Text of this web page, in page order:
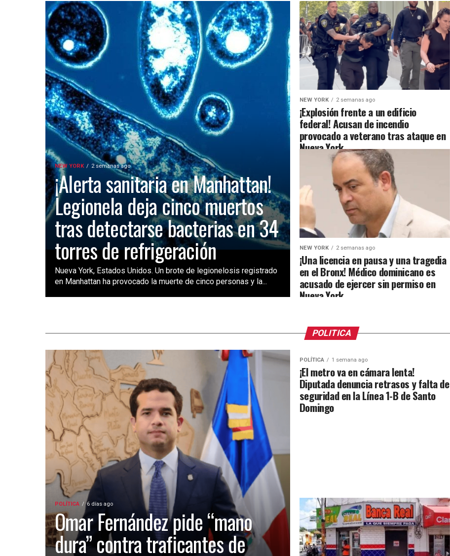
NEW YORK 2 semanas ago
¡Alerta sanitaria en Manhattan!
Legionela deja cinco muertos
tras detectarse bacterias en 34
torres de refrigeración
Nueva York, Estados Unidos. Un brote de legionelosis registrado
en Manhattan ha provocado la muerte de cinco personas y la...
NEW YORK 2 semanas ago
¡Explosión frente a un edificio
federal! Acusan de incendio
provocado a veterano tras ataque en
Nueva York
NEW YORK 2 semanas ago
¡Una licencia en pausa y una tragedia
en el Bronx! Médico dominicano es
acusado de ejercer sin permiso en
Nueva York
POLITICA
POLÍTICA 6 días ago
Omar Fernández pide “mano
dura” contra traficantes de
POLÍTICA 1 semana ago
¡El metro va en cámara lenta!
Diputada denuncia retrasos y falta de
seguridad en la Línea 1-B de Santo
Domingo